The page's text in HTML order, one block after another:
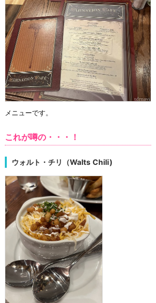
メニューです。
これが噂の・・・！
ウォルト・チリ（Walts Chili)